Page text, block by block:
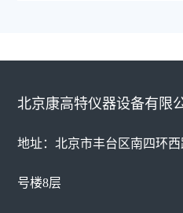
北京康高特仪器设备有限
地址：北京市丰台区南四环
号楼8层